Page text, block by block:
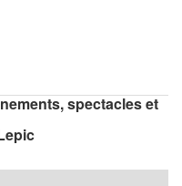
spectacles et